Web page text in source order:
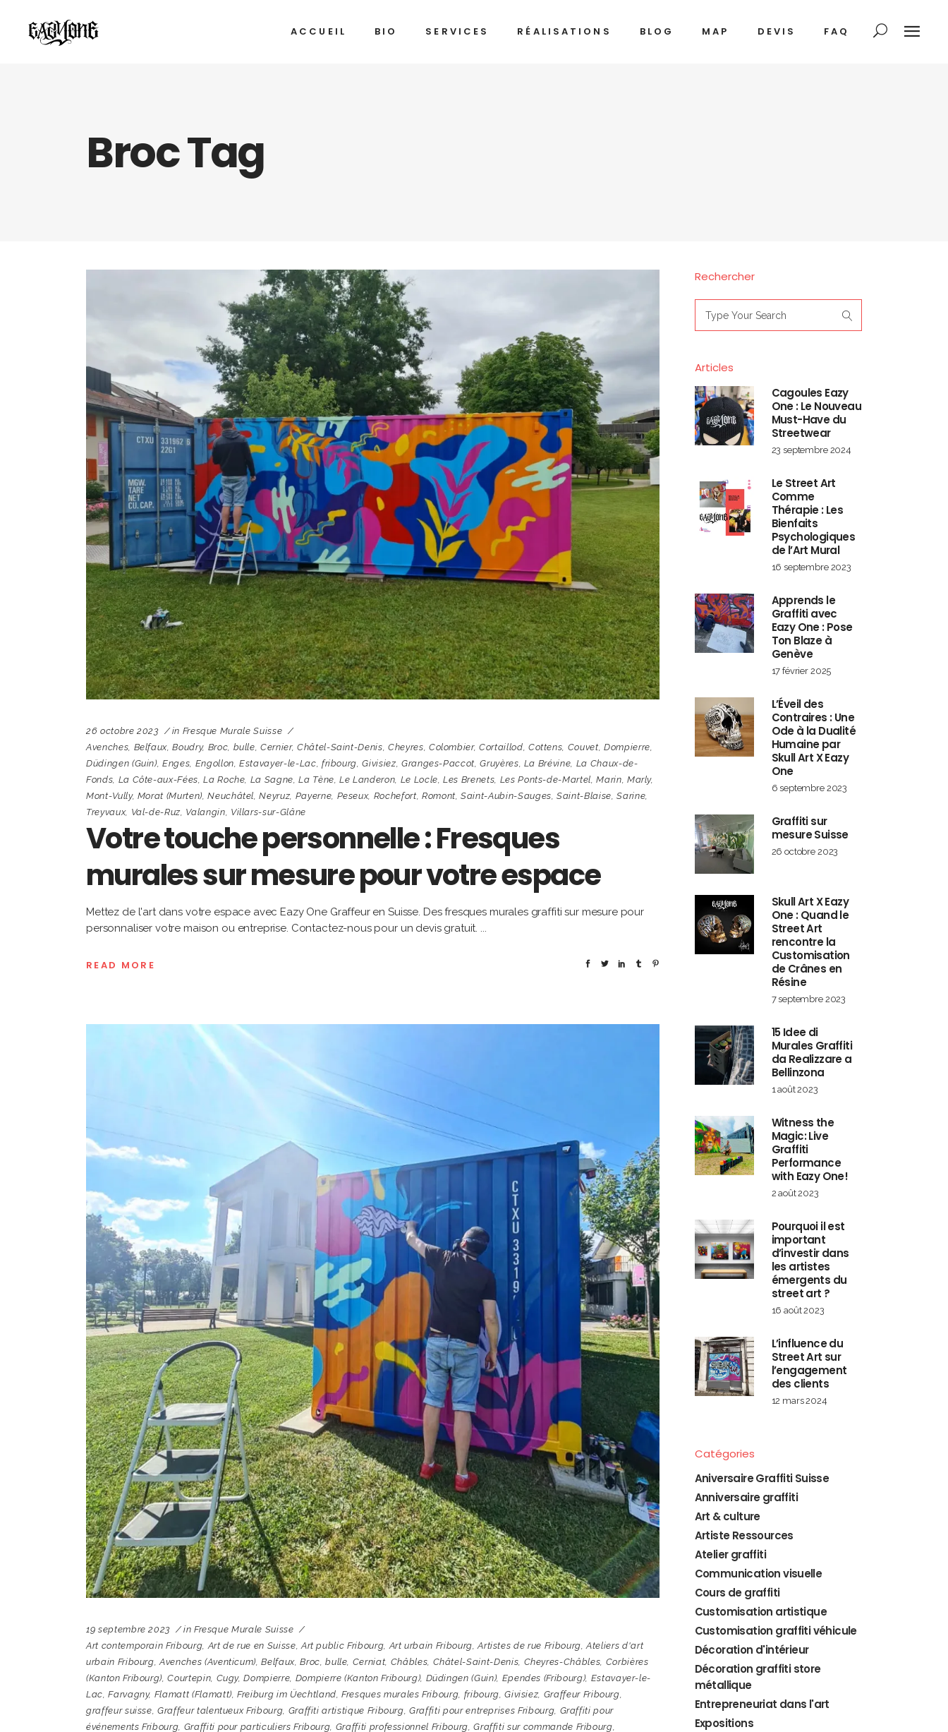
ACCUEIL BIO SERVICES RÉALISATIONS BLOG MAP DEVIS FAQ
Broc Tag
26 octobre 2023 in Fresque Murale Suisse
Avenches, Belfaux,Boudry, Broc, bulle,Cernier, Châtel-Saint-Denis, Cheyres, Colombier,Cortaillod, Cottens, Couvet, Dompierre,
Düdingen (Guin),Enges, Engollon,Estavayer-le-Lac, fribourg,Givisiez, Granges-Paccot,Gruyères, La Brévine, La Chaux-de-
Fonds, La Côte-aux-Fées,La Roche, La Sagne,La Tène,Le Landeron, Le Locle,Les Brenets, Les Ponts-de-Martel,Marin, Marly,
Mont-Vully, Morat (Murten),Neuchâtel,Neyruz, Payerne, Peseux, Rochefort, Romont,Saint-Aubin-Sauges,Saint-Blaise,Sarine,
Treyvaux, Val-de-Ruz, Valangin, Villars-sur-Glâne
Votre touche personnelle : Fresques
murales sur mesure pour votre espace
Mettez de l'art dans votre espace avec Eazy One Graffeur en Suisse. Des fresques murales graffiti sur mesure pour
personnaliser votre maison ou entreprise. Contactez-nous pour un devis gratuit.
READ MORE
19 septembre 2023 in Fresque Murale Suisse
Art contemporain Fribourg Art de rue en Suisse Art public Fribourg Art urbain Fribourg ,Artistes de rue Fribourg ,Ateliers d'art
urbain Fribourg ,Avenches (Aventicum) ,Belfaux,Broc ,bulle Cerniat Châbles Châtel-Saint-Denis Cheyres-Châbles Corbières
(Kanton Fribourg) ,Courtepin Cugy,Dompierre Dompierre (Kanton Fribourg) Düdingen (Guin) Ependes (Fribourg) Estavayer-le-
Lac ,Farvagny, Flamatt (Flamatt) ,Freiburg im Üechtland ,Fresques murales Fribourg fribourg ,Givisiez, Graffeur Fribourg
graffeur suisse ,Graffeur talentueux Fribourg Graffiti artistique Fribourg ,Graffiti pour entreprises Fribourg Graffiti pour
événements Fribourg Graffiti pour particuliers Fribourg Graffiti professionnel Fribourg ,Graffiti sur commande Fribourg
Rechercher
for:
Articles
Cagoules Eazy
One : Le Nouveau
Must-Have du
Streetwear
23 septembre 2024
Le Street Art
Comme
Thérapie : Les
Bienfaits
Psychologiques
de l’Art Mural
16 septembre 2023
Apprends le
Graffiti avec
Eazy One : Pose
Ton Blaze à
Genève
17 février 2025
L’Éveil des
Contraires : Une
Ode à la Dualité
Humaine par
Skull Art X Eazy
One
6 septembre 2023
Graffiti sur
mesure Suisse
26 octobre 2023
Skull Art X Eazy
One : Quand le
Street Art
rencontre la
Customisation
de Crânes en
Résine
7 septembre 2023
15 Idee di
Murales Graffiti
da Realizzare a
Bellinzona
1 août 2023
Witness the
Magic: Live
Graffiti
Performance
with Eazy One!
2 août 2023
Pourquoi il est
important
d’investir dans
les artistes
émergents du
street art ?
16 août 2023
L’influence du
Street Art sur
l’engagement
des clients
12 mars 2024
Catégories
Aniversaire Graffiti Suisse
Anniversaire graffiti
Art & culture
Artiste Ressources
Atelier graffiti
Communication visuelle
Cours de graffiti
Customisation artistique
Customisation graffiti véhicule
Décoration d'intérieur
Décoration graffiti store
métallique
Entrepreneuriat dans l'art
Expositions